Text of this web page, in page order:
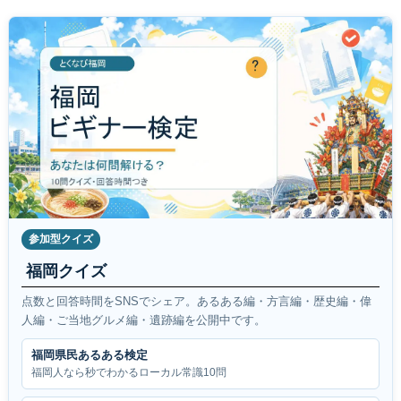
参加型クイズ
福岡クイズ
点数と回答時間をSNSでシェア。あるある編・方言編・歴史編・偉
人編・ご当地グルメ編・遺跡編を公開中です。
福岡県民あるある検定
福岡人なら秒でわかるローカル常識10問